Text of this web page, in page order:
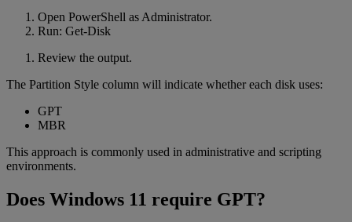
Open PowerShell as Administrator.
Run: Get-Disk
Review the output.
The Partition Style column will indicate whether each disk uses:
GPT
MBR
This approach is commonly used in administrative and scripting
environments.
Does Windows 11 require GPT?